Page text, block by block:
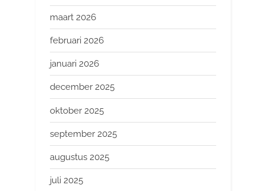
maart 2026
februari 2026
januari 2026
december 2025
oktober 2025
september 2025
augustus 2025
juli 2025